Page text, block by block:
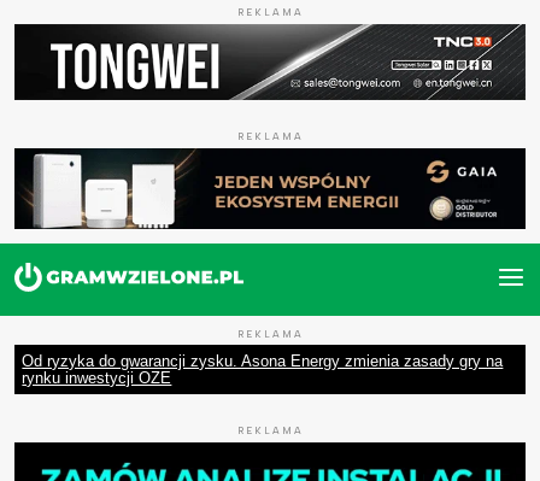
REKLAMA
REKLAMA
REKLAMA
Od ryzyka do gwarancji zysku. Asona Energy zmienia zasady gry na
rynku inwestycji OZE
REKLAMA